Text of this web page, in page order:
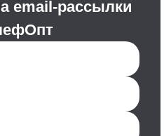
email-рассылки